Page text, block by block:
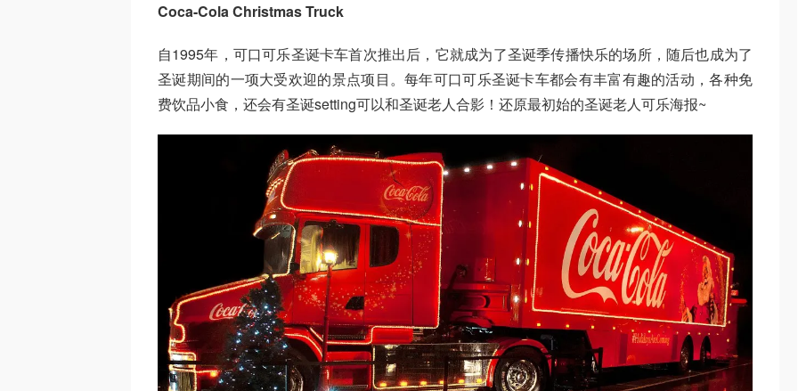
Coca-Cola Christmas Truck
自1995年，可口可乐圣诞卡车首次推出后，它就成为了圣诞季传播快乐的场所，随后也成为了
圣诞期间的一项大受欢迎的景点项目。每年可口可乐圣诞卡车都会有丰富有趣的活动，各种免
费饮品小食，还会有圣诞setting可以和圣诞老人合影！还原最初始的圣诞老人可乐海报~